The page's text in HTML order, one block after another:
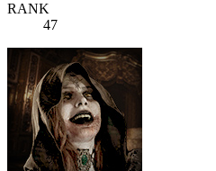
RANK
47